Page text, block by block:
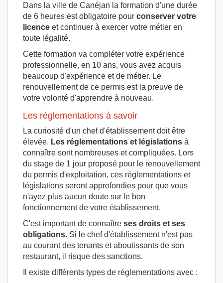
Dans la ville de Canéjan la formation d'une durée
de 6 heures est obligatoire pour conserver votre
licence et continuer à exercer votre métier en
toute légalité.
Cette formation va compléter votre expérience
professionnelle, en 10 ans, vous avez acquis
beaucoup d'expérience et de métier. Le
renouvellement de ce permis est la preuve de
votre volonté d'apprendre à nouveau.
Les réglementations à savoir
La curiosité d'un chef d'établissement doit être
élevée. Les réglementations et législations à
connaître sont nombreuses et compliquées. Lors
du stage de 1 jour proposé pour le renouvellement
du permis d'exploitation, ces réglementations et
législations seront approfondies pour que vous
n'ayez plus aucun doute sur le bon
fonctionnement de votre établissement.
C'est important de connaître ses droits et ses
obligations. Si le chef d'établissement n'est pas
au courant des tenants et aboutissants de son
restaurant, il risque des sanctions.
Il existe différents types de réglementations avec :